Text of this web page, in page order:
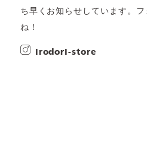
ち早くお知らせしています。
ね！
irodori-store